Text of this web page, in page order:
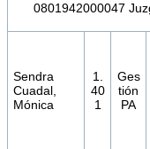
0801942000047
Sendra
Cuadal,
Mónica
1.
40
1
Ges
tión
PA